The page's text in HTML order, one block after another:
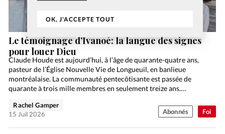
OK, J'ACCEPTE TOUT
Foi
Le témoignage d’Ivanoé: la langue des signes
pour louer Dieu
Claude Houde est aujourd’hui, à l’âge de quarante-quatre ans,
pasteur de l’Église Nouvelle Vie de Longueuil, en banlieue
montréalaise. La communauté pentecôtisante est passée de
quarante à trois mille membres en seulement treize ans.
Rachel Gamper
15 Juil 2026
Abonnés